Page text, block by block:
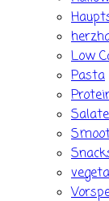
Low
Pasta
Salate